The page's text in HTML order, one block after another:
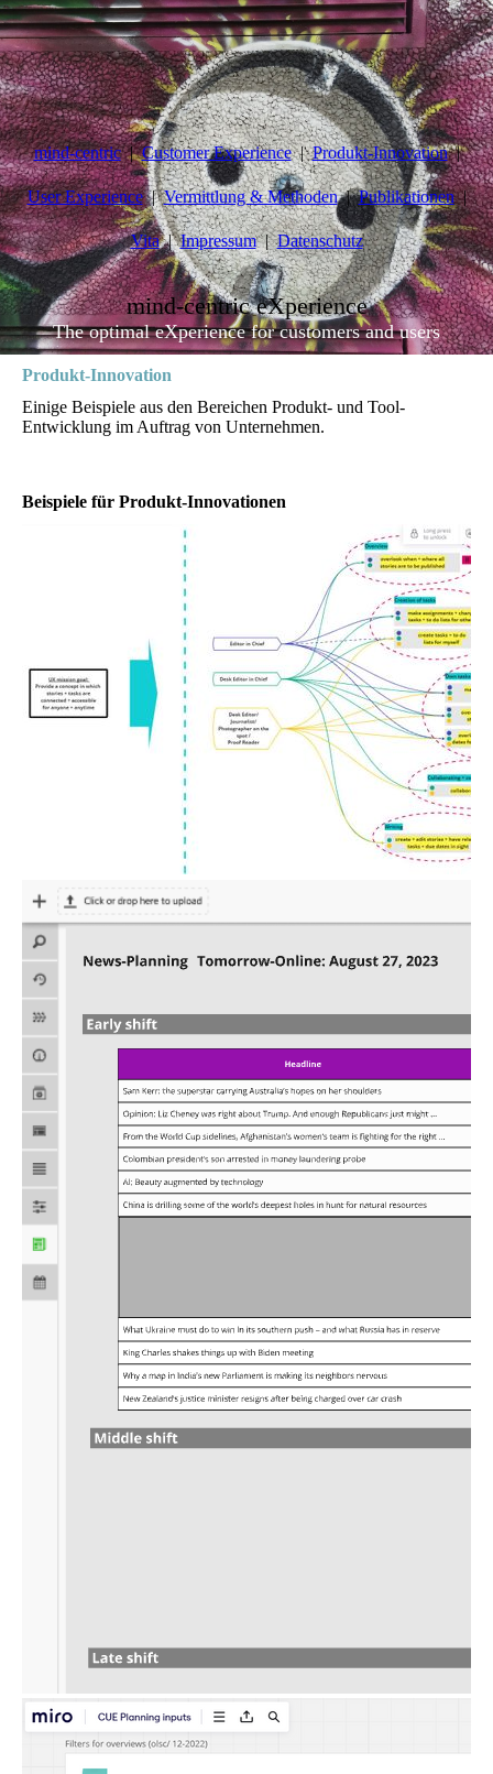
mind-centric Customer Experience Produkt-Innovation
User Experience Vermittlung & Methoden Publikationen
Vita Impressum Datenschutz
mind-centric eXperience
The optimal eXperience for customers and users
Produkt-Innovation
Einige Beispiele aus den Bereichen Produkt- und Tool-
Entwicklung im Auftrag von Unternehmen.
Beispiele für Produkt-Innovationen